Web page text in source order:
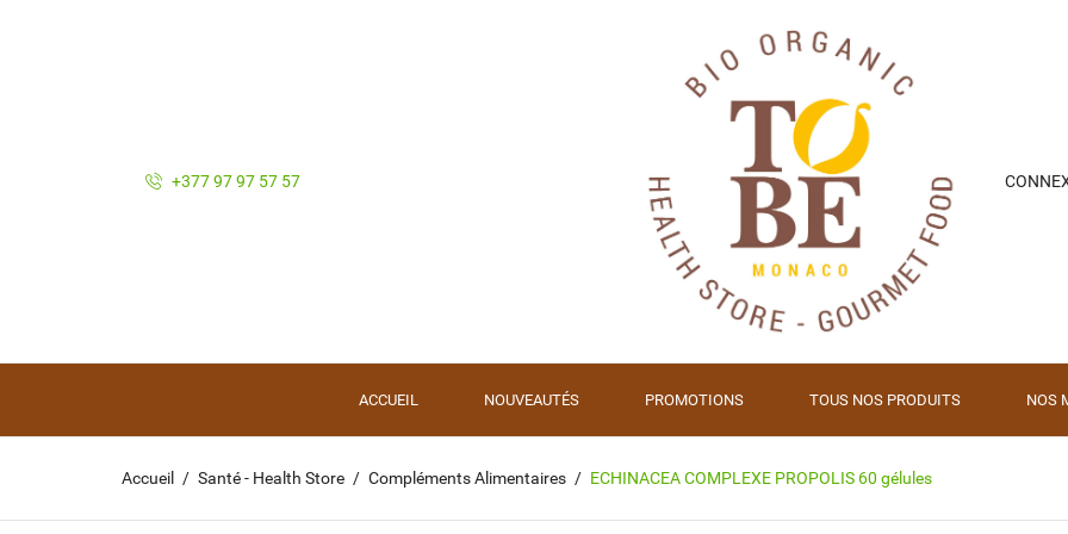
+377 97 97 57 57
ACCUEIL NOUVEAUTÉS PROMOTIONS TOUS NOS PRODUITS NOS
Accueil Santé - Health Store Compléments Alimentaires ECHINACEA COMPLEXE PROPOLIS 60 gélules